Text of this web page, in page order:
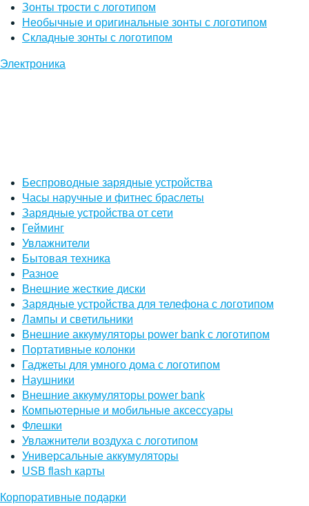
Зонты трости с логотипом
Необычные и оригинальные зонты с логотипом
Складные зонты с логотипом
Электроника
Беспроводные зарядные устройства
Часы наручные и фитнес браслеты
Зарядные устройства от сети
Гейминг
Увлажнители
Бытовая техника
Разное
Внешние жесткие диски
Зарядные устройства для телефона с логотипом
Лампы и светильники
Внешние аккумуляторы power bank с логотипом
Портативные колонки
Гаджеты для умного дома с логотипом
Наушники
Внешние аккумуляторы power bank
Компьютерные и мобильные аксессуары
Флешки
Увлажнители воздуха с логотипом
Универсальные аккумуляторы
USB flash карты
Корпоративные подарки